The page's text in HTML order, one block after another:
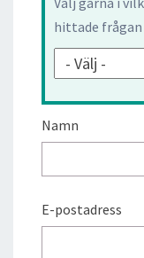
hittade frågan
Namn
E-postadress